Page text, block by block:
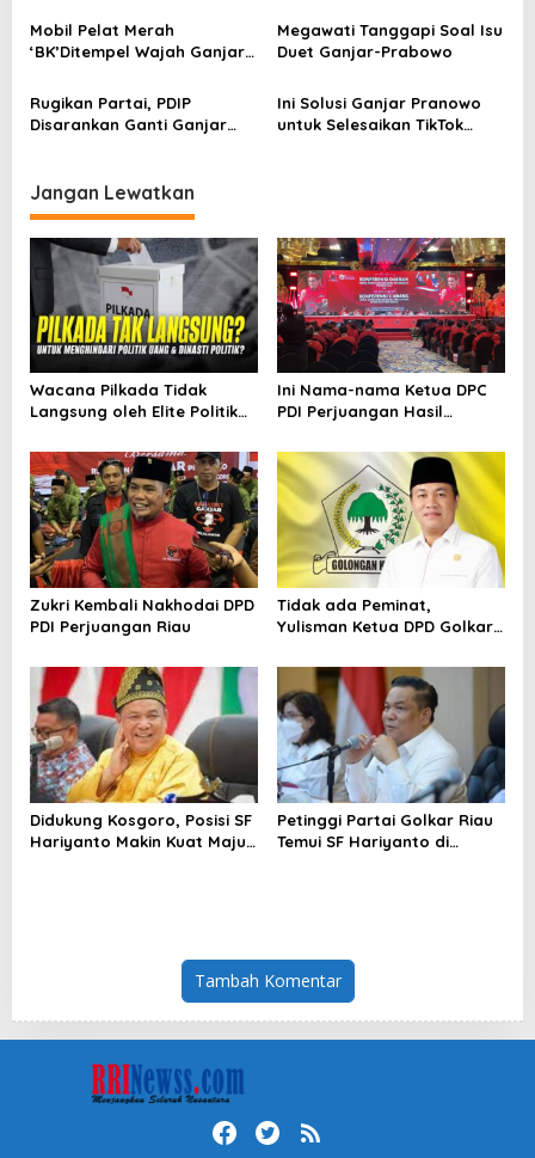
s
Mobil Pelat Merah
‘BK’Ditempel Wajah Ganjar
Megawati Tanggapi Soal Isu
Duet Ganjar-Prabowo
Rugikan Partai, PDIP
Disarankan Ganti Ganjar
Ini Solusi Ganjar Pranowo
untuk Selesaikan TikTok
Jangan Lewatkan
Wacana Pilkada Tidak
Langsung oleh Elite Politik
Ini Nama-nama Ketua DPC
PDI Perjuangan Hasil
Zukri Kembali Nakhodai DPD
PDI Perjuangan Riau
Tidak ada Peminat,
Yulisman Ketua DPD Golkar
Didukung Kosgoro, Posisi SF
Hariyanto Makin Kuat Maju
Petinggi Partai Golkar Riau
Temui SF Hariyanto di
Tambah Komentar